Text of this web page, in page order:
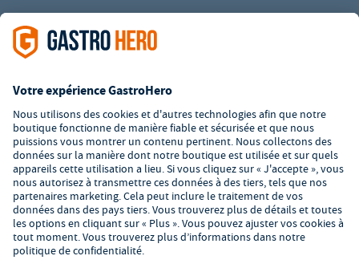
L’offre de la société GastroHero est exclusivement destinée aux
entreprises. Tous les prix sont des prix unitaires nets majorés de
Certaines méthodes de paiement peuvent entraîner des frais
supplémentaires.
² PVC : Prix de Vente Conseillé par le fabricant
*A partir d'un montant de 350€ net. Jusqu'à cette date, les frais
de port s'élèvent à 7,90€ (hors TVA).
© 2026 GastroHero - Matériel et équipement de restauration -